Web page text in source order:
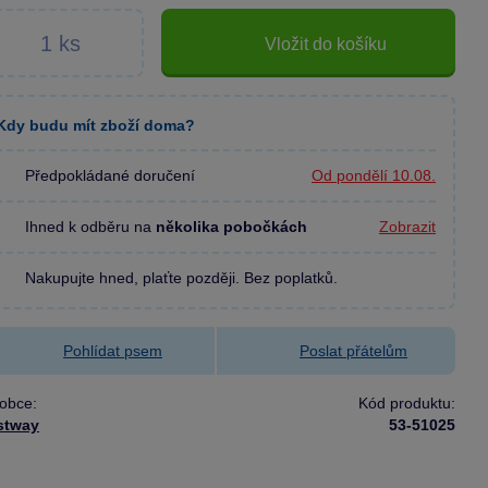
Vložit do košíku
budu mít zboží doma?
Předpokládané doručení Od pondělí 10.08.
Ihned k odběru na několika pobočkách Zobrazit
Nakupujte hned, plaťte později. Bez poplatků.
Pohlídat psem Poslat přátelům
Kód produktu:
53-51025